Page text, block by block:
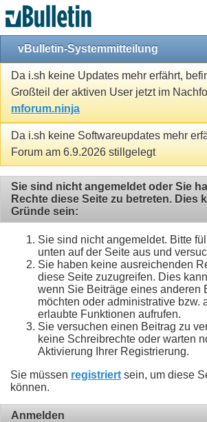
vBulletin-Systemmitteilung
Da i.sh keine Updates mehr erfährt,
Großteil der aktiven User jetzt im
mforum.ninja
Da i.sh keine Softwareupdates mehr
Forum am 6.9.2026 stillgelegt
Sie sind nicht angemeldet oder Sie
Rechte diese Seite zu betreten. Dies
Gründe sein:
Sie sind nicht angemeldet. Bitte
unten auf der Seite aus und
Sie haben keine ausreichenden
diese Seite zuzugreifen. Dies
wenn Sie Beiträge eines anderen
möchten oder administrative bzw.
erlaubte Funktionen aufrufen.
Sie versuchen einen Beitrag zu
keine Schreibrechte oder warten
Aktivierung Ihrer Registrierung.
Sie müssen registriert sein, um diese
können.
Anmelden